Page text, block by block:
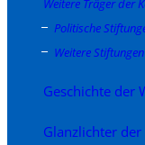
Weitere Träger der
Politische
Weitere Stiftungen
Geschichte der
Glanzlichter